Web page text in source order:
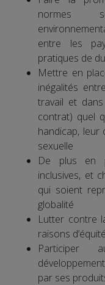
normes
entre les
pratiques de
Mettre en
inégalités
travail et
contrat) quel
handicap, leur
sexuelle
De plus en
inclusives, et
qui soient
globalité
Lutter contre
raisons
Participer
par ses